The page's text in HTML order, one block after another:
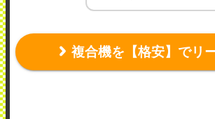
複合機を【格安】でリ